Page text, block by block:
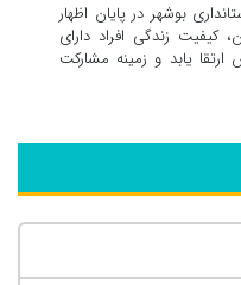
بوشهر در پایان اظهار
کیفیت زندگی افراد دارای
یابد و زمینه مشارکت